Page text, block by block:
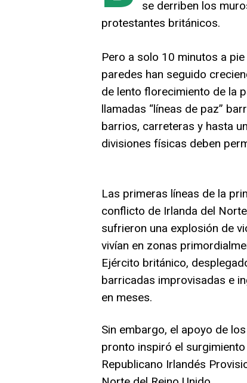
se derriben los
protestantes británicos.
Pero a solo 10 minutos a
paredes han seguido
de lento florecimiento de la
llamadas “líneas de paz”
barrios, carreteras y hasta
divisiones físicas deben
Las primeras líneas de la
conflicto de Irlanda del
sufrieron una explosión de
vivían en zonas
Ejército británico,
barricadas improvisadas e
en meses.
Sin embargo, el apoyo de
pronto inspiró el
Republicano Irlandés